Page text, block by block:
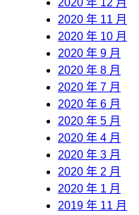
2020 年 11 月
2020 年 10 月
2020 年 9 月
2020 年 8 月
2020 年 7 月
2020 年 6 月
2020 年 5 月
2020 年 4 月
2020 年 3 月
2020 年 2 月
2020 年 1 月
2019 年 11 月